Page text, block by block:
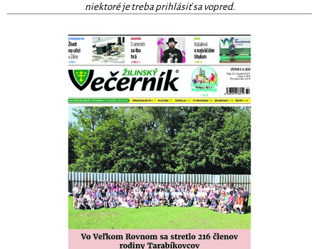
niektoré je treba prihlásiť sa vopred.